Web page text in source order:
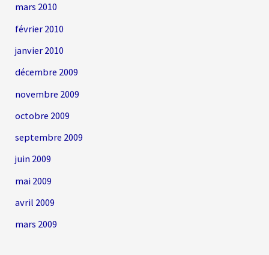
mars 2010
février 2010
janvier 2010
décembre 2009
novembre 2009
octobre 2009
septembre 2009
juin 2009
mai 2009
avril 2009
mars 2009